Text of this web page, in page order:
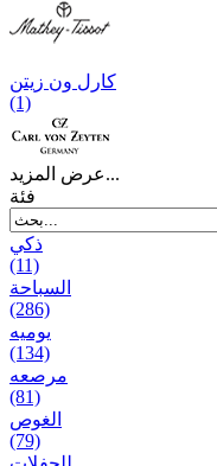
کارل ون زیتن
(1)
عرض المزيد...
فئة
ذكي
(11)
السباحة
(286)
يومیه
(134)
مرصعه
(81)
الغوص
(79)